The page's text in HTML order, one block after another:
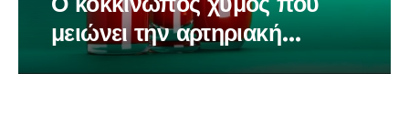
μειώνει την αρτηριακή
πίεση…